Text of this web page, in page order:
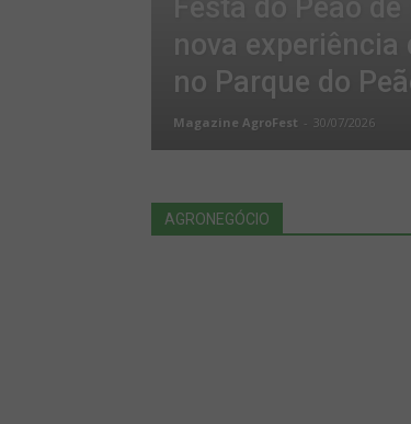
Festa do Peão
nova experiência
no Parque do
Magazine AgroFest - 30/07/2026
AGRONEGÓCIO